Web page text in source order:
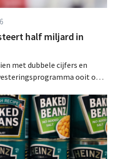
half miljard in
met dubbele cijfers en
ooit om